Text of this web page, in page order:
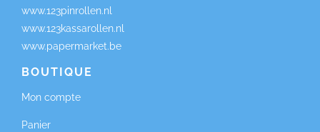
www.123pinrollen.nl
www.123kassarollen.nl
www.papermarket.be
BOUTIQUE
Mon compte
Panier